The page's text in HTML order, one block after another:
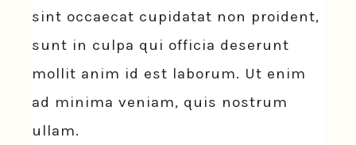
sint occaecat cupidatat non proident,
sunt in culpa qui officia deserunt
mollit anim id est laborum. Ut enim
ad minima veniam, quis nostrum
ullam.